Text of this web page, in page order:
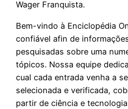
Wager Franquista.
Bem-vindo à Enciclopédia
confiável afin de
pesquisadas sobre uma
tópicos. Nossa equipe
cual cada entrada venha a
selecionada e verificada,
partir de ciência e